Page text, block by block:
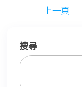
分
頁
上一頁
搜尋